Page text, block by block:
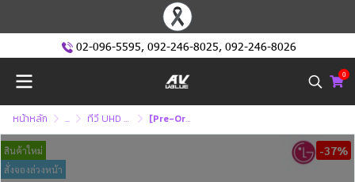
02-096-5595, 092-246-8025, 092-246-8026
0
หน้าหลัก ... ทีวี UHD หรือ ทีวี 4K (Ultra High Defination ) [Pre-Order] LG OLED evo 4K TV รุ่น OLED48C4 ขนาด 48 นิ้ว C4 Series ( 48C4 )
สินค้าใหม่
สั่งจองล่วงหน้า
-37%